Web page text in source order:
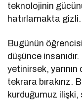
teknolojinin
hatırlamakta gizli.
Bugünün
düşünce
yetinirsek,
tekrara bırakırız.
kurduğumuz ilişki,